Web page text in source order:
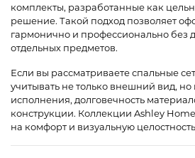
комплекты, разработанные как
решение. Такой подход позволяет
гармонично и профессионально без
отдельных предметов.
Если вы рассматриваете спальные
учитывать не только внешний вид, но
исполнения, долговечность
конструкции. Коллекции Ashley
на комфорт и визуальную